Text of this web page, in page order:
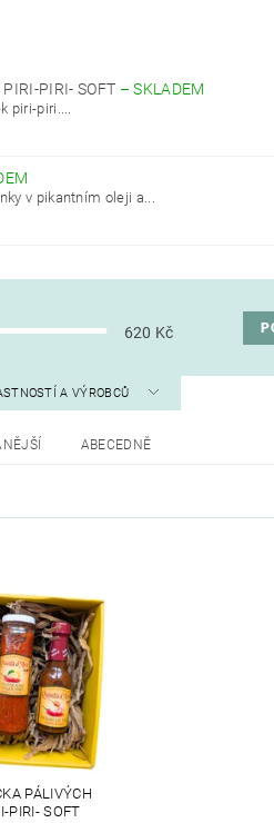
PIRI- SOFT –SKLADEM
piri-piri....
v pikantním oleji a...
620 Kč
A VÝROBCŮ
ABECEDNĚ
PÁLIVÝCH
PIRI- SOFT